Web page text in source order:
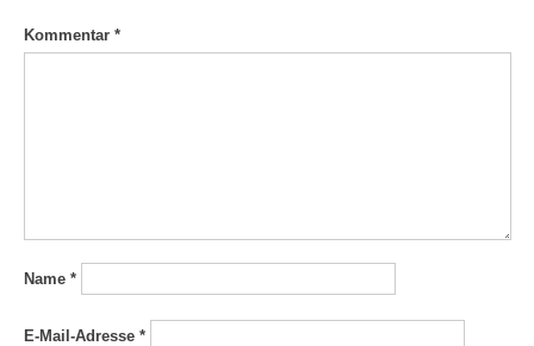
Kommentar *
Name *
E-Mail-Adresse *